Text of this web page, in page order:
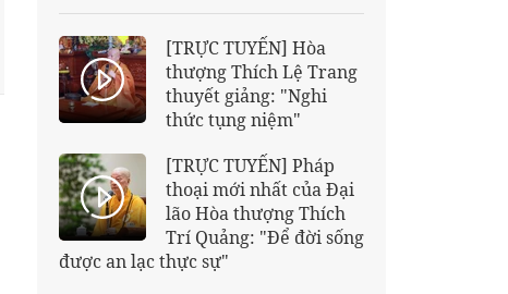
[TRỰC TUYẾN] Hòa
thượng Thích Lệ Trang
thuyết giảng: "Nghi
thức tụng niệm"
[TRỰC TUYẾN] Pháp
thoại mới nhất của Đại
lão Hòa thượng Thích
Trí Quảng: "Để đời sống
được an lạc thực sự"